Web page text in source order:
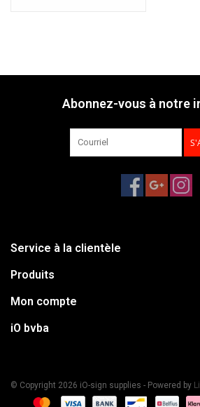
Abonnez-vous à notre
Service à la clientèle
Produits
Mon compte
iO bvba
© Copyright 2026 iO-sign supplies - Powered by